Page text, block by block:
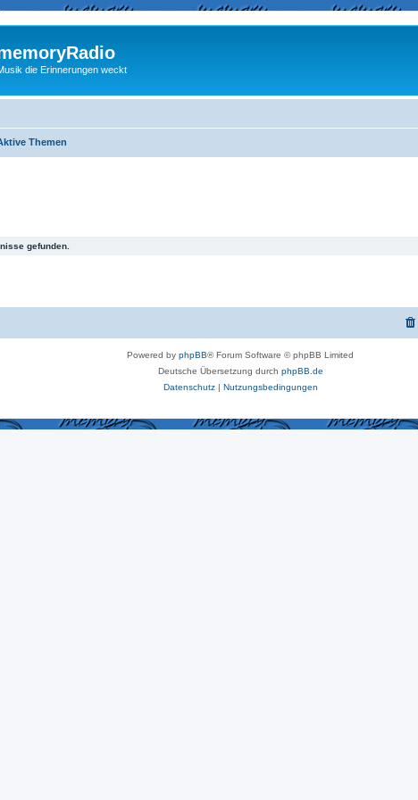
die Erinnerungen weckt
Themen
gefunden.
Powered by phpBB® Forum Software © phpBB Limited
Deutsche Übersetzung durch phpBB.de
Datenschutz| Nutzungsbedingungen